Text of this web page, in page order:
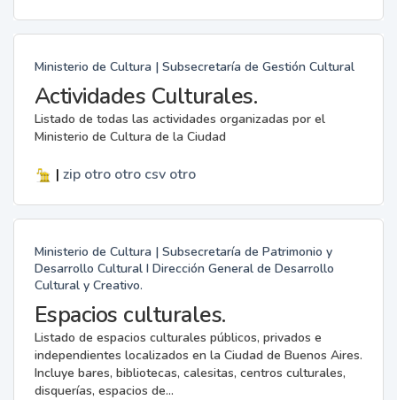
Ministerio de Cultura | Subsecretaría de Gestión Cultural
Actividades Culturales.
Listado de todas las actividades organizadas por el
Ministerio de Cultura de la Ciudad
| zip otro otro csv otro
Ministerio de Cultura | Subsecretaría de Patrimonio y
Desarrollo Cultural I Dirección General de Desarrollo
Cultural y Creativo.
Espacios culturales.
Listado de espacios culturales públicos, privados e
independientes localizados en la Ciudad de Buenos Aires.
Incluye bares, bibliotecas, calesitas, centros culturales,
disquerías, espacios de...